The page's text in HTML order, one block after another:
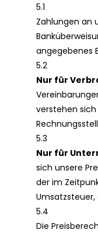
5.1
Zahlungen an
angegebenes
5.2
Nur für
verstehen
5.3
Nur für
sich unsere
der im
5.4
Die